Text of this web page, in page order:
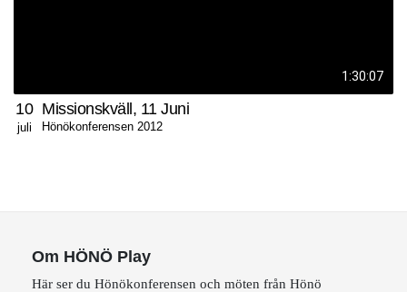
1:30:07
10
juli
Missionskväll, 11 Juni
Hönökonferensen 2012
Om HÖNÖ Play
Här ser du Hönökonferensen och möten från Hönö